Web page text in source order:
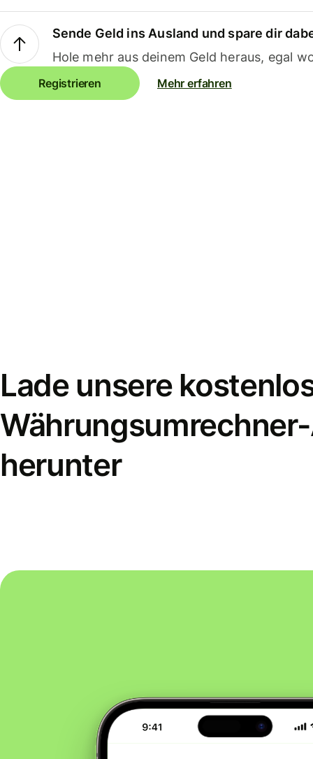
Sende Geld ins Ausland und spare dir
Hole mehr aus deinem Geld heraus, egal
Registrieren Mehr erfahren
Lade unsere
herunter